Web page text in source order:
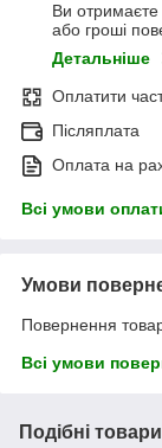
Ви
або гроші
Детальніше
Оплатити
Післяплата
Оплата на
Всі умови
Умови
Повернення
Всі умови
Подібні